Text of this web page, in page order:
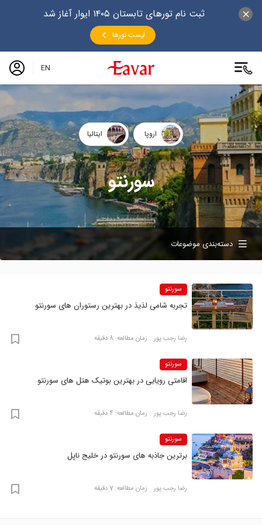
ثبت نام تورهای تابستان ۱۴۰۵ ایوار آغاز شد
لیست تورها
EN
اروپا ایتالیا
سورنتو
دسته‌بندی موضوعات
سورنتو
تجربه شامی لذیذ در بهترین رستوران‌ های سورنتو
رضا‍ رجب پور زمان مطالعه: 8 دقیقه
سورنتو
اقامتی رویایی در بهترین بوتیک هتل‌ های سورنتو
رضا‍ رجب پور زمان مطالعه: 4 دقیقه
سورنتو
برترین جاذبه های سورنتو در خلیج ناپل
رضا‍ رجب پور زمان مطالعه: 7 دقیقه